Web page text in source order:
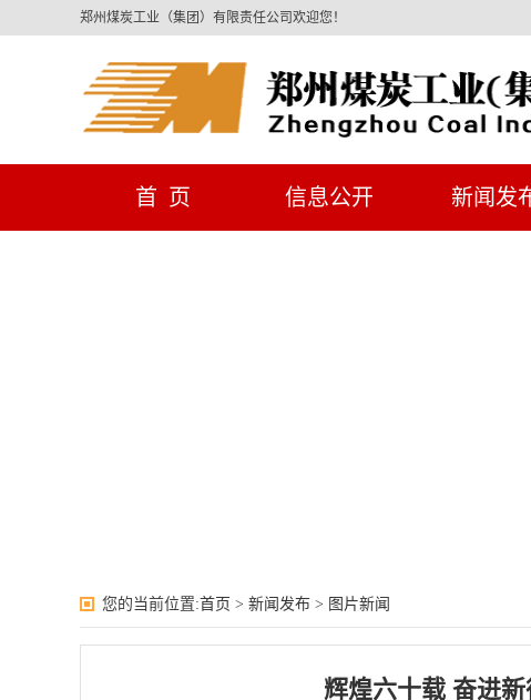
郑州煤炭工业（集团）有限责任公司欢迎您！
首 页 信息公开 新闻发
您的当前位置:首页 > 新闻发布 > 图片新闻
辉煌六十载 奋进